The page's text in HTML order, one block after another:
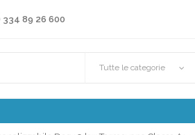
334 89 26 600
Tutte le categorie